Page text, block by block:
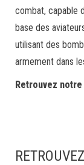
combat, capable
base des
utilisant des
armement dans
Retrouvez